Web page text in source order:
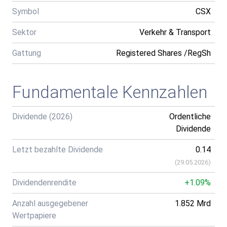
Symbol CSX
Sektor Verkehr & Transport
Gattung Registered Shares /RegSh
Fundamentale Kennzahlen
Dividende (2026)
Ordentliche
Dividende
Letzt bezahlte Dividende 0.14
(29.05.2026)
Dividendenrendite +1.09%
Anzahl ausgegebener
Wertpapiere
1.852 Mrd